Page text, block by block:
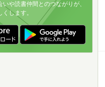
や読書仲間とのつながりが、
します。